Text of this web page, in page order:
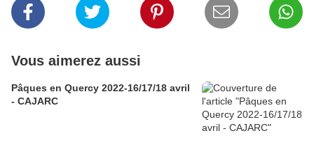
Vous aimerez aussi
Pâques en Quercy 2022-16/17/18 avril
- CAJARC